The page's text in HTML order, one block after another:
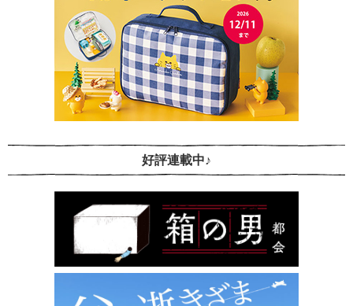
好評連載中♪